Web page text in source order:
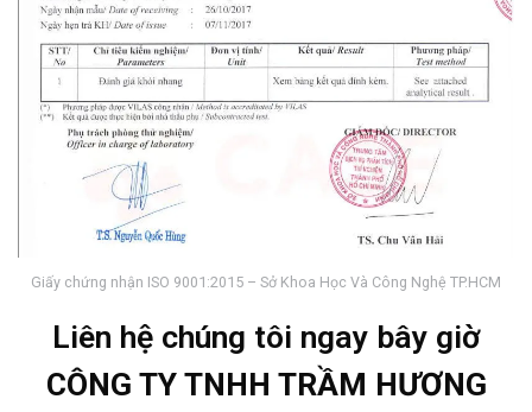
Giấy chứng nhận ISO 9001:2015 – Sở Khoa Học Và Công Nghệ TP.HCM
Liên hệ chúng tôi ngay bây giờ
CÔNG TY TNHH TRẦM HƯƠNG